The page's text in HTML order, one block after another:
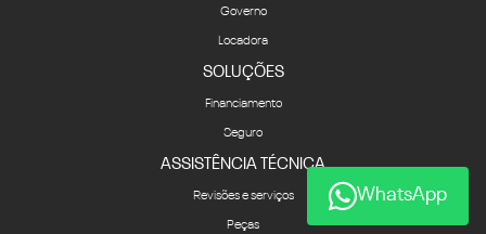
Governo
Locadora
SOLUÇÕES
Financiamento
Seguro
ASSISTÊNCIA TÉCNICA
Revisões e serviços
Peças
WhatsApp